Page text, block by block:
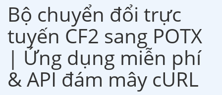
Bộ chuyển đổi trực
tuyến CF2 sang POTX
| Ứng dụng miễn phí
& API đám mây cURL